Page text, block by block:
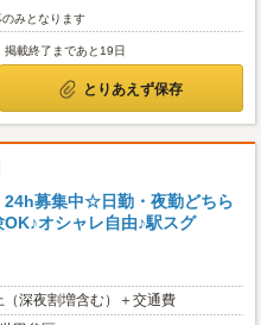
みとなります
掲載終了まであと19日
とりあえず保存
24h募集中☆日勤・夜勤どちら
オシャレ自由♪駅スグ
深夜割増含む）＋交通費